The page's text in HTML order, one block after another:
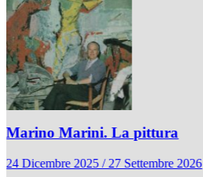
Marino Marini. La pittura
24 Dicembre 2025 / 27 Settembre 2026